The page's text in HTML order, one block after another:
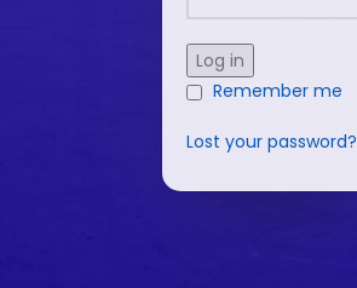
Log in
Remember me
Lost your password?